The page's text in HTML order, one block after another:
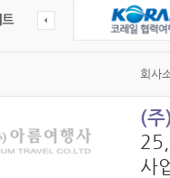
회사
(주
사